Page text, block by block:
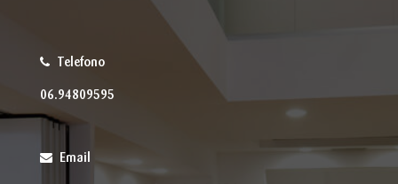
Telefono
06.94809595
Email